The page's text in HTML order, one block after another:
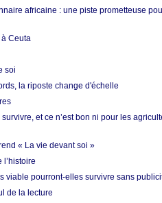
africaine : une piste prometteuse
Ceuta
soi
la riposte change d'échelle
et ce n’est bon ni pour les
« La vie devant soi »
l’histoire
viable pourront-elles survivre sans
de la lecture